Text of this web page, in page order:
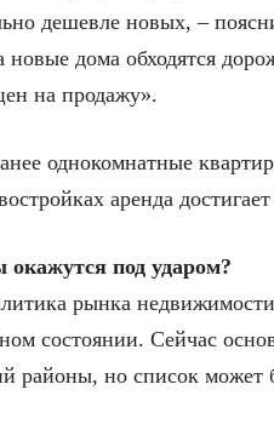
дешевле новых, –
новые дома обходятся
на продажу».
однокомнатные
аренда
под ударом?
рынка
состоянии. Сейчас
районы, но список может